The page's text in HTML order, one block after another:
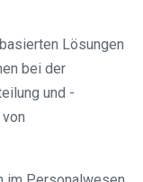
Lösungen
bei der
und -